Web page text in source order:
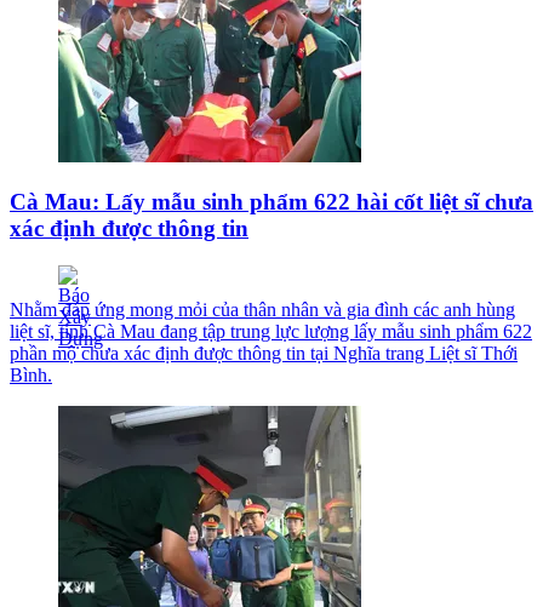
Cà Mau: Lấy mẫu sinh phẩm 622 hài cốt liệt sĩ chưa
xác định được thông tin
Nhằm đáp ứng mong mỏi của thân nhân và gia đình các anh hùng
liệt sĩ, tỉnh Cà Mau đang tập trung lực lượng lấy mẫu sinh phẩm 622
phần mộ chưa xác định được thông tin tại Nghĩa trang Liệt sĩ Thới
Bình.